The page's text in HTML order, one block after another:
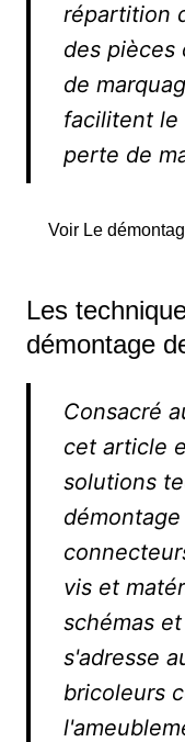
répartition
des pièces
de
facilitent le
perte de
Voir Le
Les
démontage
Consacré
cet article
solutions
vis et
schémas
s'adresse
bricoleurs